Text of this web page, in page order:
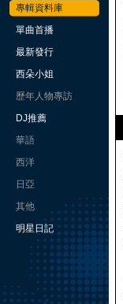
專輯資料庫
單曲首播
最新發行
西朵小姐
歷年人物專訪
DJ推薦
華語
西洋
日亞
其他
明星日記